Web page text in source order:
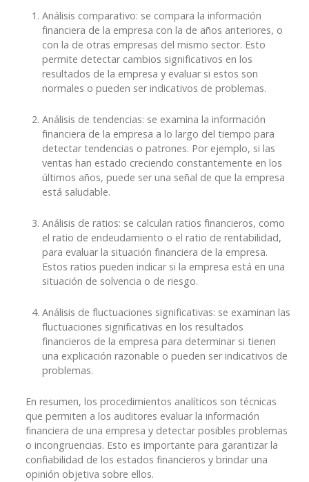
Análisis comparativo: se compara la información
financiera de la empresa con la de años anteriores, o
con la de otras empresas del mismo sector. Esto
permite detectar cambios significativos en los
resultados de la empresa y evaluar si estos son
normales o pueden ser indicativos de problemas.
Análisis de tendencias: se examina la información
financiera de la empresa a lo largo del tiempo para
detectar tendencias o patrones. Por ejemplo, si las
ventas han estado creciendo constantemente en los
últimos años, puede ser una señal de que la empresa
está saludable.
Análisis de ratios: se calculan ratios financieros, como
el ratio de endeudamiento o el ratio de rentabilidad,
para evaluar la situación financiera de la empresa.
Estos ratios pueden indicar si la empresa está en una
situación de solvencia o de riesgo.
Análisis de fluctuaciones significativas: se examinan las
fluctuaciones significativas en los resultados
financieros de la empresa para determinar si tienen
una explicación razonable o pueden ser indicativos de
problemas.
En resumen, los procedimientos analíticos son técnicas
que permiten a los auditores evaluar la información
financiera de una empresa y detectar posibles problemas
o incongruencias. Esto es importante para garantizar la
confiabilidad de los estados financieros y brindar una
opinión objetiva sobre ellos.